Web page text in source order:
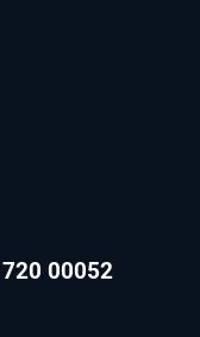
00052